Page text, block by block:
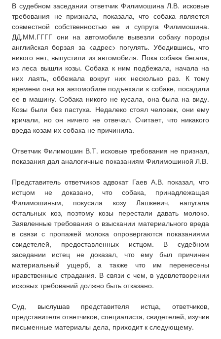
В судебном заседании ответчик Филимошина Л.В. исковые
требования не признала, показала, что собака является
совместной собственностью ее и супруга Филимошина.
ДД.ММ.ГГГГ они на автомобиле вывезли собаку породы
английская борзая за <адрес> погулять. Убедившись, что
никого нет, выпустили из автомобиля. Пока собака бегала,
из леса вышли козы. Собака к ним подбежала, начала на
них лаять, оббежала вокруг них несколько раз. К тому
времени они на автомобиле подъехали к собаке, посадили
ее в машину. Собака никого не кусала, она была на виду.
Козы были без пастуха. Недалеко стоял человек, они ему
кричали, но он ничего не отвечал. Считает, что никакого
вреда козам их собака не причинила.
Ответчик Филимошин В.Т. исковые требования не признал,
показания дал аналогичные показаниям Филимошиной Л.В.
Представитель ответчиков адвокат Гаев А.В. показал, что
истцом не доказано, что собака, принадлежащая
Филимошиным, покусала козу Лашкевич, напугала
остальных коз, поэтому козы перестали давать молоко.
Заявленные требования о взыскании материального вреда
в связи с пропажей молока опровергаются показаниями
свидетелей, предоставленных истцом. В судебном
заседании истец не доказал, что ему был причинен
материальный ущерб, а также что им перенесены
нравственные страдания. В связи с чем, в удовлетворении
исковых требований должно быть отказано.
Суд, выслушав представителя истца, ответчиков,
представителя ответчиков, специалиста, свидетелей, изучив
письменные материалы дела, приходит к следующему.